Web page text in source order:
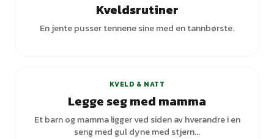
Kveldsrutiner
En jente pusser tennene sine med en tannbørste.
KVELD & NATT
Legge seg med mamma
Et barn og mamma ligger ved siden av hverandre i en
seng med gul dyne med stjern...